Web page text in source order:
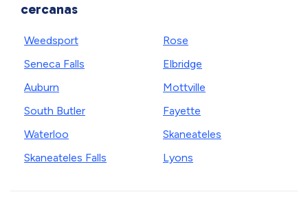
cercanas
Weedsport
Seneca Falls
Auburn
South Butler
Waterloo
Skaneateles Falls
Rose
Elbridge
Mottville
Fayette
Skaneateles
Lyons